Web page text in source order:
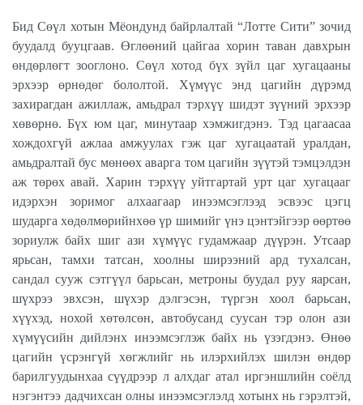
Бид Сөүл хотын Мёондунд байрлалтай “Лотте Сити” зочид
буудалд бууцгаав. Өглөөний цайгаа хорин таван давхрын
өндөрлөгт зооглоно. Сөүл хотод бүх зүйл цаг хугацааны
эрхээр өрнөдөг бололтой. Хүмүүс энд цагийн дүрэмд
захирагдан ажиллаж, амьдрал тэрхүү шидэт зүүний эрхээр
хөвөрнө. Бүх юм цаг, минутаар хэмжигдэнэ. Тэд цагаасаа
хождохгүй ажлаа амжуулах гэж цаг хугацаатай уралдан,
амьдралтай бус мөнөөх аварга том цагийн зүүтэй тэмцэлдэн
аж төрөх авай. Харин тэрхүү уйтгартай урт цаг хугацааг
идэрхэн зоримог алхаагаар инээмсэглээд эсвээс цэгц
шударга хөдөлмөрийнхөө үр шимийг үнэ цэнтэйгээр өөртөө
зориулж байх шиг ази хүмүүс гудамжаар дүүрэн. Утсаар
ярьсан, тамхи татсан, хоолны ширээний ард тухалсан,
сандал сууж сэтгүүл барьсан, метроны буудал руу яарсан,
шүхрээ эвхсэн, шүхэр дэлгэсэн, түргэн хоол барьсан,
хүүхэд, нохой хөтөлсөн, автобусанд суусан тэр олон ази
хүмүүсийн дийлэнх инээмсэглэж байх нь үзэгдэнэ. Өнөө
цагийн үсрэнгүй хөгжлийг нь илэрхийлэх шилэн өндөр
барилгуудынхаа сүүдрээр л алхдаг атал иргэншлийн соёлд
нэгэнтээ дадчихсан олны инээмсэглэлд хотынх нь гэрэлтэй,